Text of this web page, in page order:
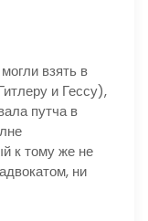
взять в
и Гессу),
путча в
к тому же не
ни